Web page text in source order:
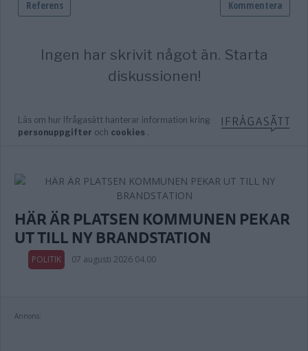
HÄR ÄR PLATSEN KOMMUNEN PEKAR
UT TILL NY BRANDSTATION
POLITIK 07 augusti 2026 04.00
Annons: